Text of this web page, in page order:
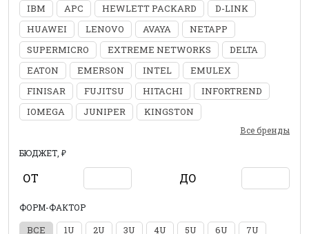
IBM
APC HEWLETT PACKARD
D-LINK
HUAWEI
LENOVO AVAYA
NETAPP
SUPERMICRO
EXTREME NETWORKS
DELTA
EATON
EMERSON INTEL
EMULEX
FINISAR
FUJITSU HITACHI
INFORTREND
IOMEGA
JUNIPER KINGSTON
Все бренды
БЮДЖЕТ, ₽
ОТ ДО
ФОРМ-ФАКТОР
ВСЕ 1U 2U 3U 4U 5U 6U
7U